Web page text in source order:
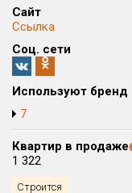
Общая площадь, м²
от
Срок сдачи
от Сдан в 2024
Кол-во комнат
Сайт
Ссылка
Соц. сети
Используют бренд
7
Квартир в продаже
1 322
Строится